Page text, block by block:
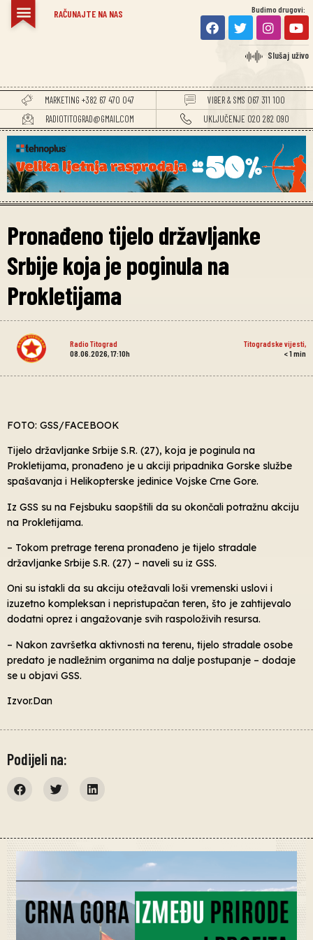
RAČUNAJTE NA NAS Budimo drugovi:
Slušaj uživo
MARKETING +382 67 470 047
VIBER & SMS 067 311 100
RADIOTITOGRAD@GMAIL.COM
UKLJUČENJE 020 282 090
Pronađeno tijelo državljanke
Srbije koja je poginula na
Prokletijama
Radio Titograd Titogradske vijesti
08.06.2026, 17:10h
< 1 min
FOTO: GSS/FACEBOOK
Tijelo državljanke Srbije S.R. (27), koja je poginula na
Prokletijama, pronađeno je u akciji pripadnika Gorske službe
spašavanja i Helikopterske jedinice Vojske Crne Gore.
Iz GSS su na Fejsbuku saopštili da su okončali potražnu akciju
na Prokletijama.
– Tokom pretrage terena pronađeno je tijelo stradale
državljanke Srbije S.R. (27) – naveli su iz GSS.
Oni su istakli da su akciju otežavali loši vremenski uslovi i
izuzetno kompleksan i nepristupačan teren, što je zahtijevalo
dodatni oprez i angažovanje svih raspoloživih resursa.
– Nakon završetka aktivnosti na terenu, tijelo stradale osobe
predato je nadležnim organima na dalje postupanje – dodaje
se u objavi GSS.
Izvor.Dan
Podijeli na: